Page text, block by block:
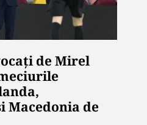
de Mirel
Macedonia de